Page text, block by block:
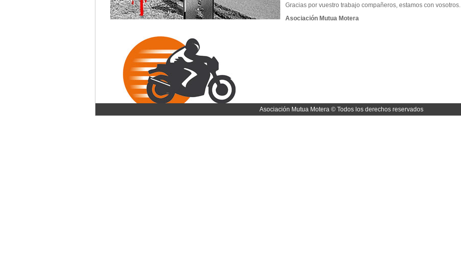
Gracias por vuestro trabajo compañeros, estamos con vosotros.
Asociación Mutua Motera
Asociación Mutua Motera © Todos los derechos reservados